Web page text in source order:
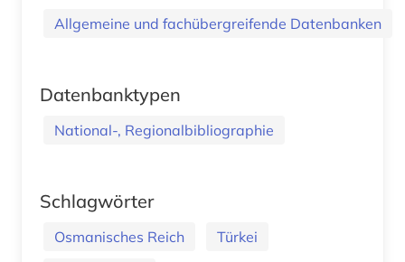
Allgemeine und fachübergreifende Datenbanken
Datenbanktypen
National-, Regionalbibliographie
Schlagwörter
Osmanisches Reich
Türkei